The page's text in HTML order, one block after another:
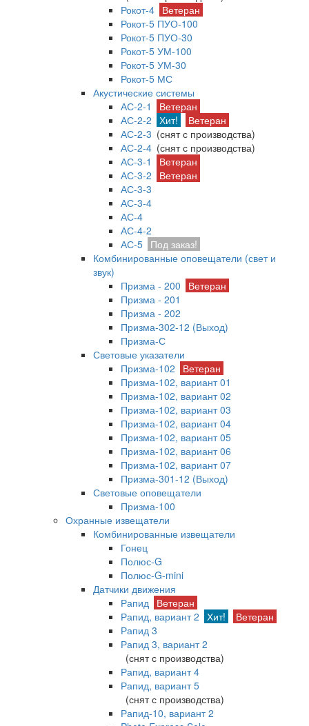
Рокот-4 Ветеран
Рокот-5 ПУО-100
Рокот-5 ПУО-30
Рокот-5 УМ-100
Рокот-5 УМ-30
Рокот-5 МС
Акустические системы
АС-2-1
Ветеран
АС-2-2 Хит!
Ветеран
АС-2-3 (снят с производства)
АС-2-4 (снят с производства)
АС-3-1
Ветеран
АС-3-2
Ветеран
АС-3-3
АС-3-4
АС-4
АС-4-2
АС-5 Под заказ!
Комбинированные оповещатели (свет и
звук)
Призма - 200
Ветеран
Призма - 201
Призма - 202
Призма-302-12 (Выход)
Призма-С
Световые указатели
Призма-102
Ветеран
Призма-102, вариант 01
Призма-102, вариант 02
Призма-102, вариант 03
Призма-102, вариант 04
Призма-102, вариант 05
Призма-102, вариант 06
Призма-102, вариант 07
Призма-301-12 (Выход)
Световые оповещатели
Призма-100
Охранные извещатели
Комбинированные извещатели
Гонец
Полюс-G
Полюс-G-mini
Датчики движения
Рапид Ветеран
Рапид, вариант 2 Хит!
Ветеран
Рапид 3
Рапид 3, вариант 2
(снят с производства)
Рапид, вариант 4
Рапид, вариант 5
(снят с производства)
Рапид-10, вариант 2